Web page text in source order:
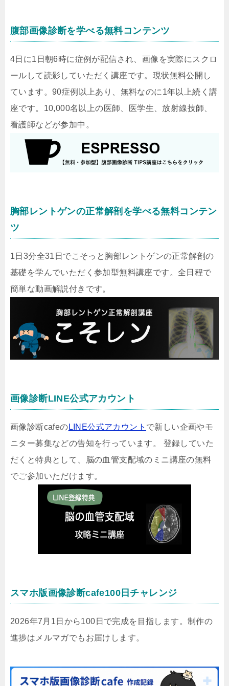
腹部画像診断を学べる無料コンテンツ
4日に1日朝6時に症例が配信され、画像を実際にスクロ
ールして読影していただく講座です。現状無料公開し
ています。90症例以上あり、無料なのに1年以上続く講
座です。10,000名以上の医師、医学生、放射線技師、
看護師などが参加中。
胸部レントゲンの正常解剖を学べる無料コンテン
ツ
1日3分全31日でこそっと胸部レントゲンの正常解剖の
基礎を学んでいただく参加型無料講座です。全日程で
簡単な動画解説付きです。
画像診断LINE公式アカウント
画像診断cafeの LINE公式アカウント で新しい企画やモ
ニター募集などの告知を行っています。 登録していた
だくと特典として、脳の血管支配域のミニ講座の無料
でご参加いただけます。
スマホ版画像診断cafe100日チャレンジ
2026年7月1日から100日で完成を目指します。制作の
進捗はメルマガでもお届けします。